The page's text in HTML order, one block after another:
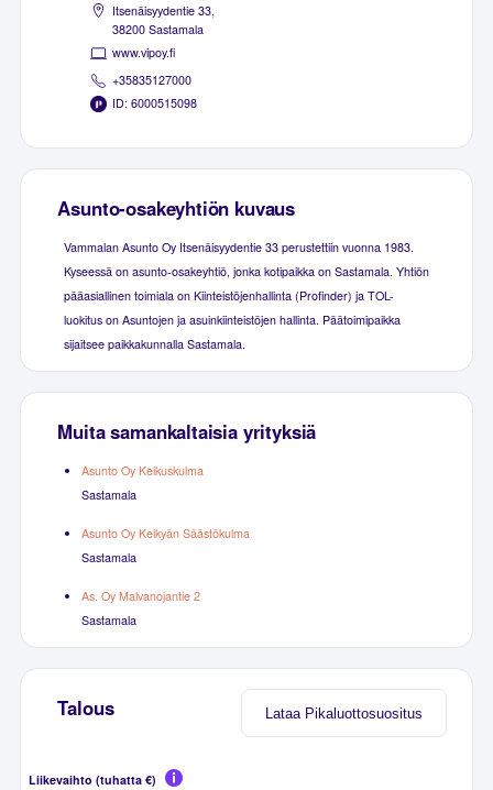
Itsenäisyydentie 33,
38200 Sastamala
www.vipoy.fi
+35835127000
ID: 6000515098
Asunto-osakeyhtiön kuvaus
Vammalan Asunto Oy Itsenäisyydentie 33 perustettiin vuonna 1983.
Kyseessä on asunto-osakeyhtiö, jonka kotipaikka on Sastamala. Yhtiön
pääasiallinen toimiala on Kiinteistöjenhallinta (Profinder) ja TOL-
luokitus on Asuntojen ja asuinkiinteistöjen hallinta. Päätoimipaikka
sijaitsee paikkakunnalla Sastamala.
Muita samankaltaisia yrityksiä
Asunto Oy Keikuskulma
Sastamala
Asunto Oy Keikyän Säästökulma
Sastamala
As. Oy Malvanojantie 2
Sastamala
Lataa Pikaluottosuositus
Talous
Liikevaihto (tuhatta €)